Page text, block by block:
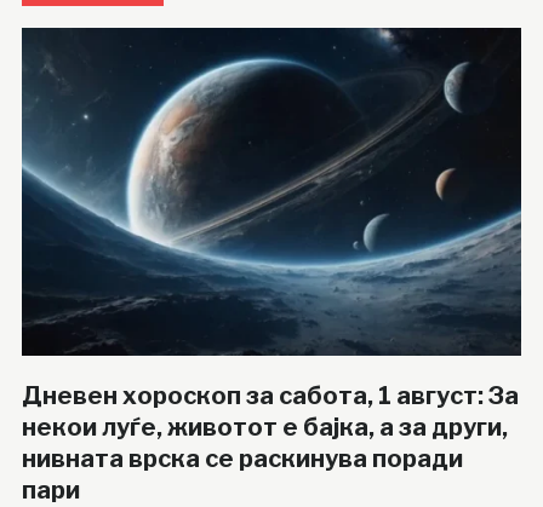
Дневен хороскоп за сабота, 1 август: За
некои луѓе, животот е бајка, а за други,
нивната врска се раскинува поради
пари